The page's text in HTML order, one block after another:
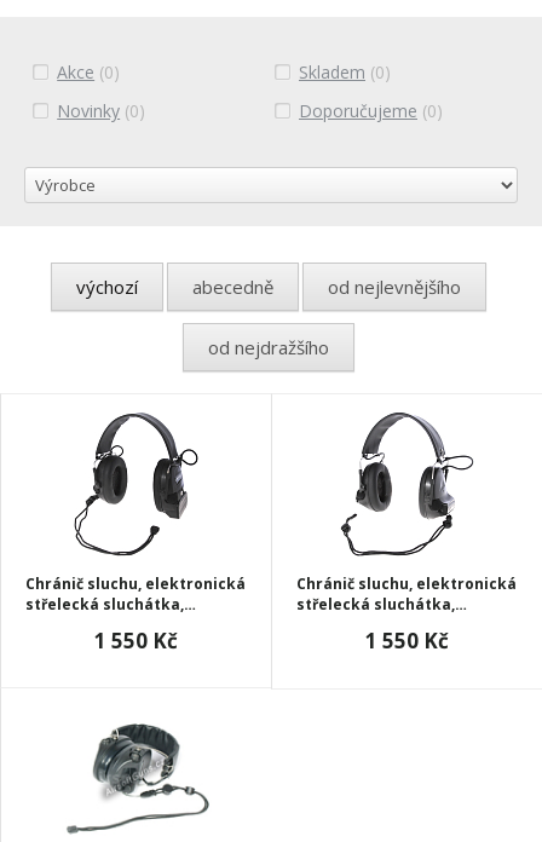
Akce (0) Skladem (0)
Novinky (0) Doporučujeme (0)
výchozí abecedně od nejlevnějšího
od nejdražšího
Chránič sluchu, elektronická
střelecká sluchátka,
Z.Tactical1 550 Kč
Chránič sluchu, elektronická
střelecká sluchátka,
Z.Tactical1 550 Kč